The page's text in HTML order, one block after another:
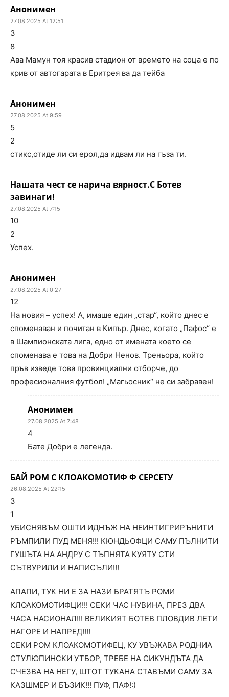
Анонимен
27.08.2025 At 12:51
3
8
Ава Мамун тоя красив стадион от времето на соца е по
крив от автогарата в Еритрея ва да тейба
Анонимен
27.08.2025 At 9:59
5
2
стикс,отиде ли си ерол,да идвам ли на гъза ти.
Нашата чест се нарича вярност.С Ботев
завинаги!
27.08.2025 At 7:15
10
2
Успех.
Анонимен
27.08.2025 At 0:27
12
На новия – успех! А, имаше един „стар“, който днес е
споменаван и почитан в Кипър. Днес, когато „Пафос“ е
в Шампионската лига, едно от имената което се
споменава е това на Добри Ненов. Треньора, който
пръв изведе това провинциални отборче, до
професионалния футбол! „Магьосник“ не си забравен!
Анонимен
27.08.2025 At 7:48
4
Бате Добри е легенда.
БАЙ РОМ С КЛОАКОМОТИФ Ф СЕРСЕТУ
26.08.2025 At 22:15
3
1
УБИСНЯВЪМ ОШТИ ИДНЪЖ НА НЕИНТИГРИРЪНИТИ
РЪМПИЛИ ПУД МЕНЯ!!! КЮНДЬОФЦИ САМУ ПЪЛНИТИ
ГУШЪТА НА АНДРУ С ТЪПНЯТА КУЯТУ СТИ
СЪТВУРИЛИ И НАПИСЪЛИ!!!
АПАПИ, ТУК НИ Е ЗА НАЗИ БРАТЯТЪ РОМИ
КЛОАКОМОТИФЦИ!!! СЕКИ ЧАС НУВИНА, ПРЕЗ ДВА
ЧАСА НАСИОНАЛ!!! ВЕЛИКИЯТ БОТЕВ ПЛОВДИВ ЛЕТИ
НАГОРЕ И НАПРЕД!!!!
СЕКИ РОМ КЛОАКОМОТИФЕЦ, КУ УВЪЖАВА РОДНИА
СТУЛЮПИНСКИ УТБОР, ТРЕБЕ НА СИКУНДЪТА ДА
СЧЕЗВА НА НЕГУ, ШТОТ ТУКАНА СТАВЪМИ САМУ ЗА
КАЗШМЕР И БЪЗИК!!! ПУФ, ПАФ!:)